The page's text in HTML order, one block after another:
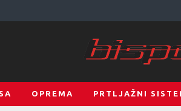
OPREMA PRTLJAŽNI